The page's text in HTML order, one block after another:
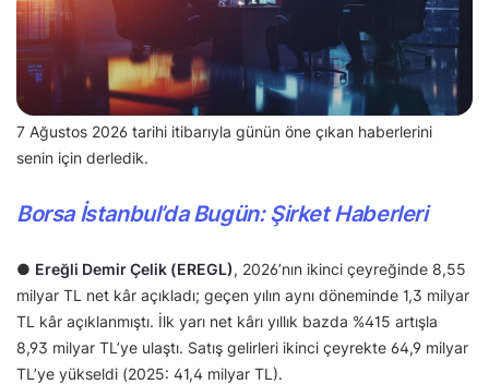
7 Ağustos 2026 tarihi itibarıyla günün öne çıkan haberlerini
senin için derledik.
Borsa İstanbul’da Bugün: Şirket Haberleri
● Ereğli Demir Çelik (EREGL), 2026’nın ikinci çeyreğinde 8,55
milyar TL net kâr açıkladı; geçen yılın aynı döneminde 1,3 milyar
TL kâr açıklanmıştı. İlk yarı net kârı yıllık bazda %415 artışla
8,93 milyar TL’ye ulaştı. Satış gelirleri ikinci çeyrekte 64,9 milyar
TL’ye yükseldi (2025: 41,4 milyar TL).